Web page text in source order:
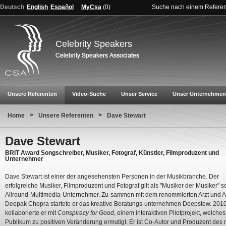
Deutsch English Español MyCsa (0) Suche nach einem
Celebrity Speakers
Unsere Referenten Video-Suche Unser Service Unser Unternehmen
Home > Unsere Referenten > Dave Stewart
Dave Stewart
BRIT Award Songschreiber, Musiker, Fotograf, Künstler, Filmproduzent und
Unternehmer
Dave Stewart ist einer der angesehensten Personen in der Musikbranche. Der
erfolgreiche Musiker, Filmproduzent und Fotograf gilt als "Musiker der Musiker"
Allround-Multimedia-Unternehmer. Zu-sammen mit dem renommierten Arzt und
Deepak Chopra startete er das kreative Beratungs-unternehmen Deepstew.
kollaborierte er mitConspiracy for Good, einem interaktiven Pilotprojekt,
Publikum zu positiven Veränderung ermutigt. Er ist Co-Autor und Produzent des